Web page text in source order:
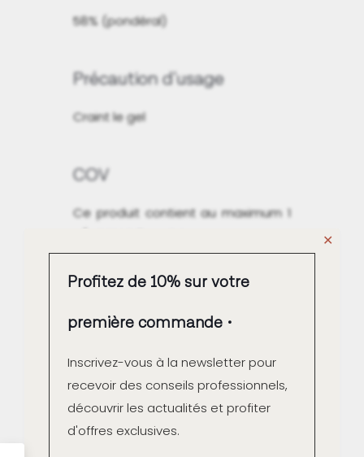
58% (pondéral)
Précaution d'usage
Craint le gel
COV
Ce produit contient au maximum 1
Qualité Air intérieur A+
Fabrication française
Contrôle couleur unitaire à
✕
Profitez de 10% sur votre
première commande
Inscrivez-vous à la newsletter pour
recevoir des conseils professionnels,
découvrir les actualités et profiter
d'offres exclusives.